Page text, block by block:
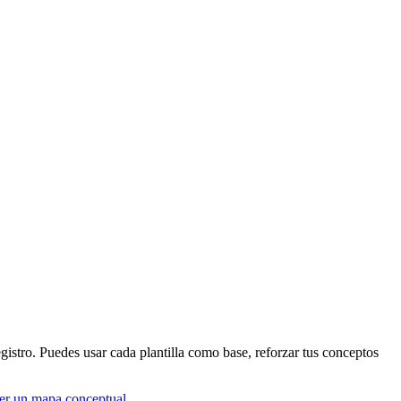
Puedes usar cada plantilla como base, reforzar tus conceptos